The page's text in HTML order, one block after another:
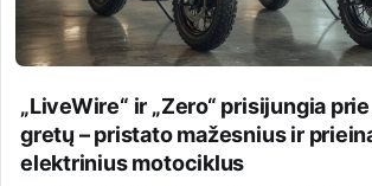
„LiveWire“ ir „Zero“ prisijungia prie
gretų – pristato mažesnius ir
elektrinius motociklus